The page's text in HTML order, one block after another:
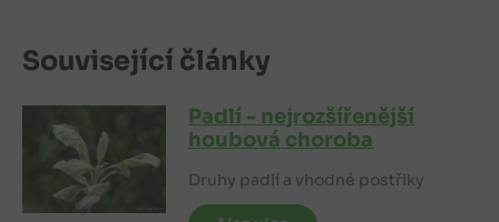
Související články
Padlí - nejrozšířenější
houbová choroba
Druhy padlí a vhodné postřiky